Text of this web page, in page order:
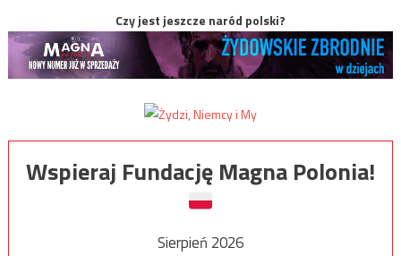
Czy jest jeszcze naród polski?
Wspieraj Fundację Magna Polonia!
Sierpień 2026